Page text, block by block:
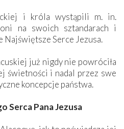
i króla wystąpili m. in.
na swoich sztandarach i
Najświętsze Serce Jezusa.
już nigdy nie powróciła
świetności i nadal przez swe
koncepcje państwa.
Serca Pana Jezusa